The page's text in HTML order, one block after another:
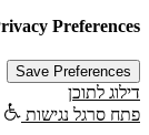
Preferences
דילוג לתוכן
פתח סרגל נגישות